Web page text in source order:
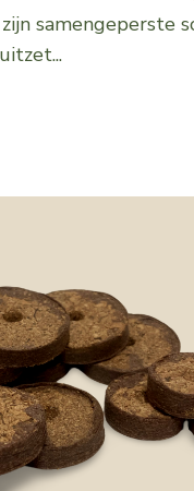
samengeperste